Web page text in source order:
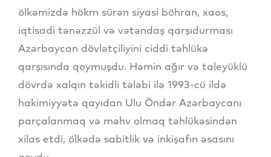
ölkəmizdə hökm sürən siyasi böhran, xaos,
iqtisadi tənəzzül və vətəndaş qarşıdurması
Azərbaycan dövlətçiliyini ciddi təhlükə
qarşısında qoymuşdu. Həmin ağır və taleyüklü
dövrdə xalqın təkidli tələbi ilə 1993-cü ildə
hakimiyyətə qayıdan Ulu Öndər Azərbaycanı
parçalanmaq və məhv olmaq təhlükəsindən
xilas etdi, ölkədə sabitlik və inkişafın əsasını